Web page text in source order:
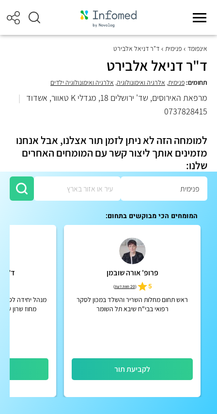
אינפומד פנימית ד"ר דניאל אלבירט
ד"ר דניאל אלבירט
תחומים: פנימית, אלרגיה ואימונולוגיה, אלרגיה ואימונולוגיה ילדים
מרפאת האירוסים, שד' ירושלים 18, מגדלי K טאוור, אשדוד
|
0737828415
למומחה הזה לא ניתן לזמן תור אצלנו, אבל אנחנו
מזמינים אותך ליצור קשר עם המומחים האחרים
שלנו:
המומחים הכי מבוקשים בתחום:
פרופ' אורה שובמן
5
(20 חוות דעת )
ראש תחום מחלות השריר והשלד במכון לסקר
רפואי בבי"ח שיבא תל השומר
לקביעת תור
ד"ר
מנהל יחידה
מחוז שרון